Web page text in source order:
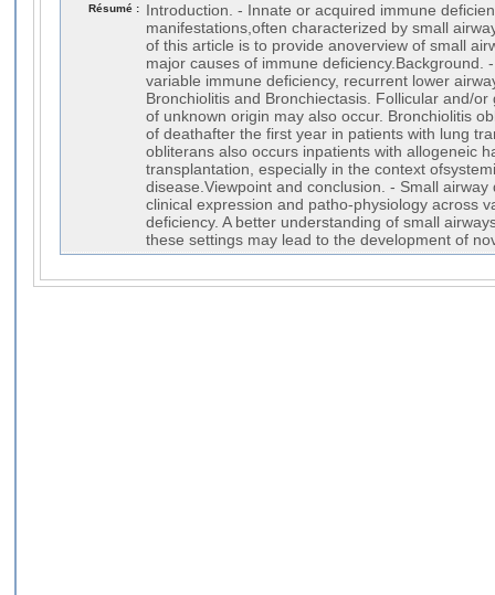
Résumé :
Introduction. - Innate or acquired immune
manifestations,often characterized by small
of this article is to provide anoverview of small
major causes of immune deficiency.Background.
variable immune deficiency, recurrent lower
Bronchiolitis and Bronchiectasis. Follicular and/
of unknown origin may also occur. Bronchiolitis
of deathafter the first year in patients with lung
obliterans also occurs inpatients with allogeneic
transplantation, especially in the context
disease.Viewpoint and conclusion. - Small
clinical expression and patho-physiology across
deficiency. A better understanding of small
these settings may lead to the development of